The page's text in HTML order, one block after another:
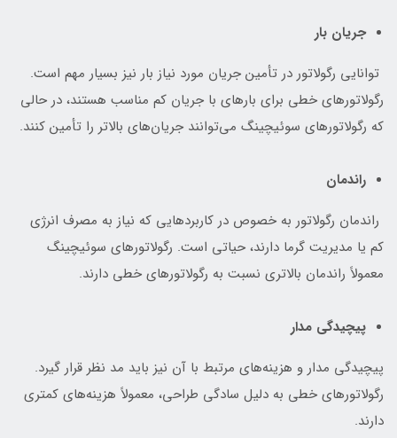
جریان بار
توانایی رگولاتور در تأمین جریان مورد نیاز بار نیز بسیار مهم است.
رگولاتورهای خطی برای بارهای با جریان کم مناسب هستند، در حالی
که رگولاتورهای سوئیچینگ می‌توانند جریان‌های بالاتر را تأمین کنند.
راندمان
راندمان رگولاتور به خصوص در کاربردهایی که نیاز به مصرف انرژی
کم یا مدیریت گرما دارند، حیاتی است. رگولاتورهای سوئیچینگ
معمولاً راندمان بالاتری نسبت به رگولاتورهای خطی دارند.
پیچیدگی مدار
پیچیدگی مدار و هزینه‌های مرتبط با آن نیز باید مد نظر قرار گیرد.
رگولاتورهای خطی به دلیل سادگی طراحی، معمولاً هزینه‌های کمتری
دارند.